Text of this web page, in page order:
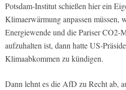
Potsdam-Institut schießen hier ein
Klimaerwärmung anpassen müssen,
Energiewende und die Pariser CO2-
aufzuhalten ist, dann hatte US-
Klimaabkommen zu kündigen.
Dann lehnt es die AfD zu Recht ab,